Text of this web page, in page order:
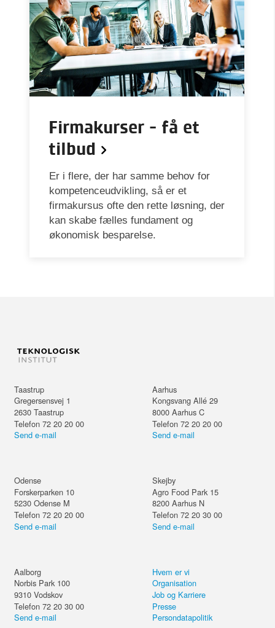
Firmakurser - få et
tilbud
Er i flere, der har samme behov for
kompetenceudvikling, så er et
firmakursus ofte den rette løsning, der
kan skabe fælles fundament og
økonomisk besparelse.
Taastrup
Gregersensvej 1
2630 Taastrup
Telefon 72 20 20 00
Send e-mail
Aarhus
Kongsvang Allé 29
8000 Aarhus C
Telefon 72 20 20 00
Send e-mail
Odense
Forskerparken 10
5230 Odense M
Telefon 72 20 20 00
Send e-mail
Skejby
Agro Food Park 15
8200 Aarhus N
Telefon 72 20 30 00
Send e-mail
Aalborg
Norbis Park 100
9310 Vodskov
Telefon 72 20 30 00
Send e-mail
Hvem er vi
Organisation
Job og Karriere
Presse
Persondatapolitik